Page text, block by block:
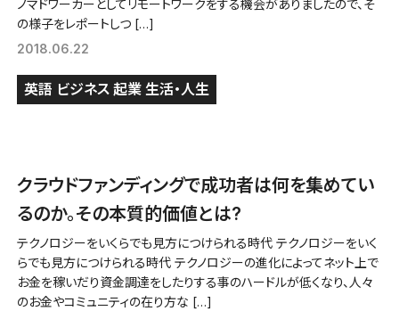
ノマドワーカーとしてリモートワークをする機会がありましたので、そ
の様子をレポートしつ […]
2018.06.22
英語 ビジネス 起業 生活・人生
クラウドファンディングで成功者は何を集めてい
るのか。その本質的価値とは?
テクノロジーをいくらでも見方につけられる時代 テクノロジーをいく
らでも見方につけられる時代 テクノロジーの進化によってネット上で
お金を稼いだり資金調達をしたりする事のハードルが低くなり、人々
のお金やコミュニティの在り方な […]